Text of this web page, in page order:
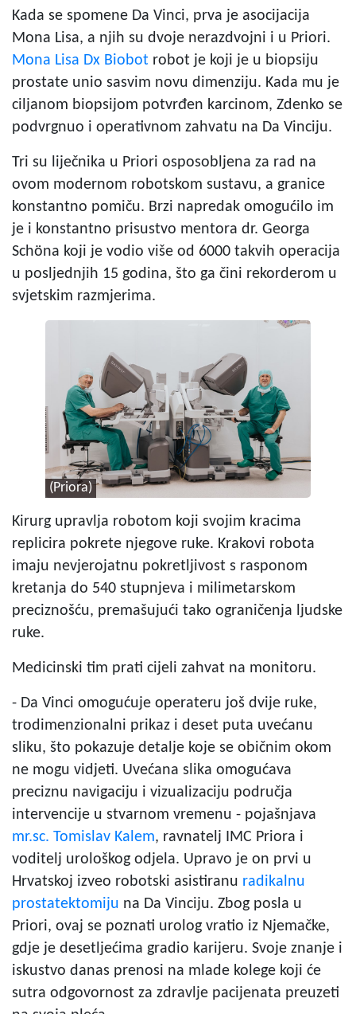
Kada se spomene Da Vinci, prva je asocijacija
Mona Lisa, a njih su dvoje nerazdvojni i u Priori.
Mona Lisa Dx Biobot robot je koji je u biopsiju
prostate unio sasvim novu dimenziju. Kada mu je
ciljanom biopsijom potvrđen karcinom, Zdenko se
podvrgnuo i operativnom zahvatu na Da Vinciju.
Tri su liječnika u Priori osposobljena za rad na
ovom modernom robotskom sustavu, a granice
konstantno pomiču. Brzi napredak omogućilo im
je i konstantno prisustvo mentora dr. Georga
Schöna koji je vodio više od 6000 takvih operacija
u posljednjih 15 godina, što ga čini rekorderom u
svjetskim razmjerima.
(Priora)
Kirurg upravlja robotom koji svojim kracima
replicira pokrete njegove ruke. Krakovi robota
imaju nevjerojatnu pokretljivost s rasponom
kretanja do 540 stupnjeva i milimetarskom
preciznošću, premašujući tako ograničenja ljudske
ruke.
Medicinski tim prati cijeli zahvat na monitoru.
- Da Vinci omogućuje operateru još dvije ruke,
trodimenzionalni prikaz i deset puta uvećanu
sliku, što pokazuje detalje koje se običnim okom
ne mogu vidjeti. Uvećana slika omogućava
preciznu navigaciju i vizualizaciju područja
intervencije u stvarnom vremenu - pojašnjava
mr.sc. Tomislav Kalem, ravnatelj IMC Priora i
voditelj urološkog odjela. Upravo je on prvi u
Hrvatskoj izveo robotski asistiranu radikalnu
prostatektomiju na Da Vinciju. Zbog posla u
Priori, ovaj se poznati urolog vratio iz Njemačke,
gdje je desetljećima gradio karijeru. Svoje znanje i
iskustvo danas prenosi na mlade kolege koji će
sutra odgovornost za zdravlje pacijenata preuzeti